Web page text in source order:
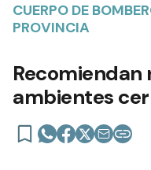
CUERPO DE
PROVINCIA
Recomiendan
ambientes